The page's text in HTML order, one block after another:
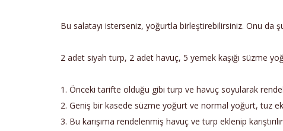
Bu salatayı isterseniz, yoğurtla birleştirebilirsiniz. Onu da
2 adet siyah turp, 2 adet havuç, 5 yemek kaşığı süzme
1. Önceki tarifte olduğu gibi turp ve havuç soyularak
2. Geniş bir kasede süzme yoğurt ve normal yoğurt, tuz
3. Bu karışıma rendelenmiş havuç ve turp eklenip